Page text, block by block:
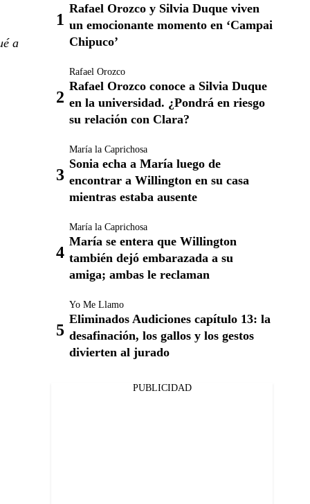
a
Rafael Orozco y Silvia Duque viven
un emocionante momento en ‘Campai
Chipuco’
Rafael Orozco
Rafael Orozco conoce a Silvia Duque
en la universidad. ¿Pondrá en riesgo
su relación con Clara?
María la Caprichosa
Sonia echa a María luego de
encontrar a Willington en su casa
mientras estaba ausente
María la Caprichosa
María se entera que Willington
también dejó embarazada a su
amiga; ambas le reclaman
Yo Me Llamo
Eliminados Audiciones capítulo 13: la
desafinación, los gallos y los gestos
divierten al jurado
PUBLICIDAD